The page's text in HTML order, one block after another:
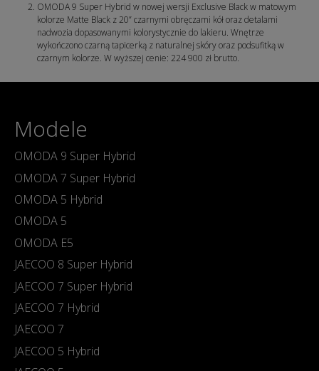
OMODA 9 Super Hybrid w nowej wersji Exclusive Black w matowym
kolorze Matte Black z 20” czarnymi obręczami kół oraz detalami
nadwozia dopasowanymi kolorystycznie do lakieru. Wnętrze
wykończono czarną tapicerką z naturalnej skóry oraz podsufitką w
czarnym kolorze. W wyższej cenie: 224 900 zł brutto.
Modele
OMODA 9 Super Hybrid
OMODA 7 Super Hybrid
OMODA 5 Hybrid
OMODA 5
OMODA E5
JAECOO 8 Super Hybrid
JAECOO 7 Super Hybrid
JAECOO 7 Hybrid
JAECOO 7
JAECOO 5 Hybrid